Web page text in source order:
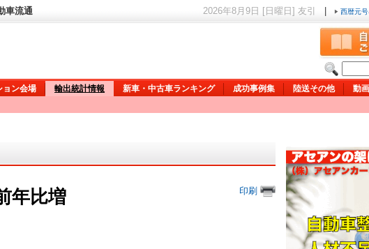
車流通 2026年8月9日 [日曜日] 友引 西暦元
ョン会場 輸出統計情報 新車・中古車ランキング 成功事例集 陸送その他
動
印刷
年比増